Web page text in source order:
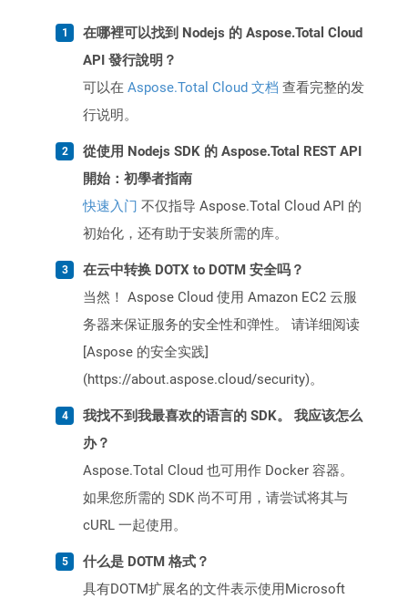
在哪裡可以找到 Nodejs 的 Aspose.Total Cloud
API 發行說明？
可以在 Aspose.Total Cloud 文档 查看完整的发
行说明。
從使用 Nodejs SDK 的 Aspose.Total REST API
開始：初學者指南
快速入门 不仅指导 Aspose.Total Cloud API 的
初始化，还有助于安装所需的库。
在云中转换 DOTX to DOTM 安全吗？
当然！ Aspose Cloud 使用 Amazon EC2 云服
务器来保证服务的安全性和弹性。 请详细阅读
[Aspose 的安全实践]
(https://about.aspose.cloud/security)。
我找不到我最喜欢的语言的 SDK。 我应该怎么
办？
Aspose.Total Cloud 也可用作 Docker 容器。
如果您所需的 SDK 尚不可用，请尝试将其与
cURL 一起使用。
什么是 DOTM 格式？
具有DOTM扩展名的文件表示使用Microsoft